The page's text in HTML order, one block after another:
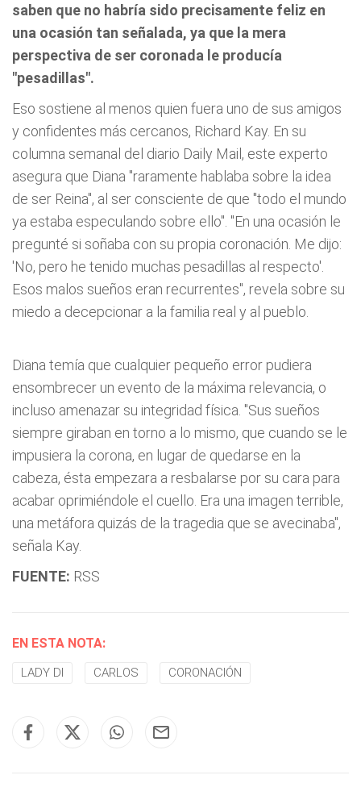
saben que no habría sido precisamente feliz en
una ocasión tan señalada, ya que la mera
perspectiva de ser coronada le producía
"pesadillas".
Eso sostiene al menos quien fuera uno de sus amigos
y confidentes más cercanos, Richard Kay. En su
columna semanal del diario Daily Mail, este experto
asegura que Diana "raramente hablaba sobre la idea
de ser Reina", al ser consciente de que "todo el mundo
ya estaba especulando sobre ello". "En una ocasión le
pregunté si soñaba con su propia coronación. Me dijo:
'No, pero he tenido muchas pesadillas al respecto'.
Esos malos sueños eran recurrentes", revela sobre su
miedo a decepcionar a la familia real y al pueblo.
Diana temía que cualquier pequeño error pudiera
ensombrecer un evento de la máxima relevancia, o
incluso amenazar su integridad física. "Sus sueños
siempre giraban en torno a lo mismo, que cuando se le
impusiera la corona, en lugar de quedarse en la
cabeza, ésta empezara a resbalarse por su cara para
acabar oprimiéndole el cuello. Era una imagen terrible,
una metáfora quizás de la tragedia que se avecinaba",
señala Kay.
FUENTE: RSS
EN ESTA NOTA:
LADY DI CARLOS CORONACIÓN